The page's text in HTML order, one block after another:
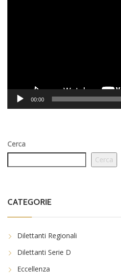
00:00
Cerca
Cerca
CATEGORIE
Dilettanti Regionali
Dilettanti Serie D
Eccellenza